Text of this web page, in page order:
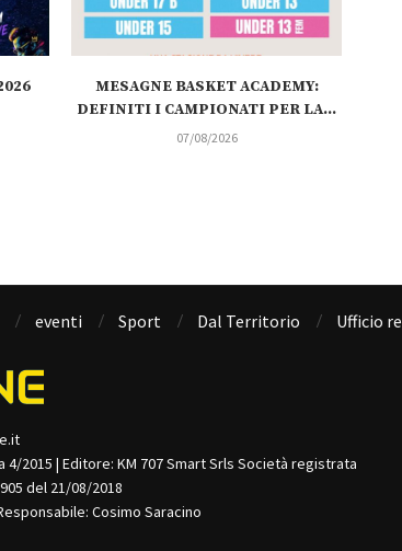
MESAGNE BASKET ACADEMY:
DEFINITI I CAMPIONATI PER LA...
07/08/2026
eventi Sport Dal Territorio Ufficio
2015 | Editore: KM 707 Smart Srls Società registrata
del 21/08/2018
Cosimo Saracino